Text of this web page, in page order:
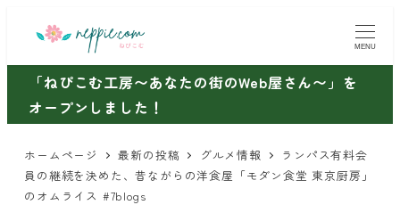
ン
ン
MENU
「ねぴこむ工房〜あなたの街のWeb屋さん〜」を
オープンしました！
ホームページ 最新の投稿 グルメ情報
ランパス有料会
員の継続を決めた、昔ながらの洋食屋「モダン食堂 東京厨房」
のオムライス #7blogs